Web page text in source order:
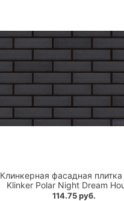
Клинкерная фасадная плитка
Klinker Polar Night Dream
114.75 руб.